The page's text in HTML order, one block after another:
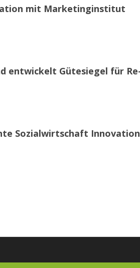
mit Marketinginstitut
entwickelt Gütesiegel für
Sozialwirtschaft Innovation